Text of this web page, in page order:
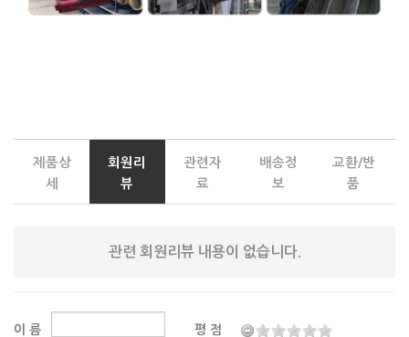
제품상
세
회원리
뷰
관련자
료
배송정
보
교환/반
품
관련 회원리뷰 내용이 없습니다.
이 름 평 점